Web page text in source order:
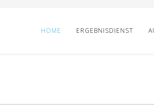
HOME ERGEBNISDIENST